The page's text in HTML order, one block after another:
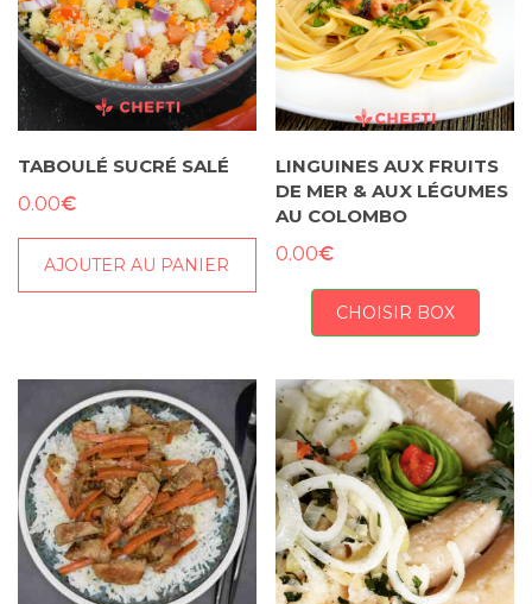
5€
TABOULÉ SUCRÉ SALÉ
0.00€
AJOUTER AU PANIER
LINGUINES AUX FRUITS
DE MER & AUX LÉGUMES
AU COLOMBO
0.00€
CHOISIR BOX